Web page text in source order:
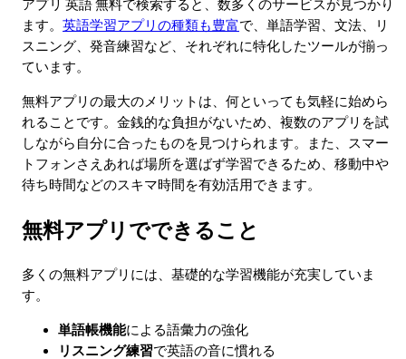
アプリ 英語 無料で検索すると、数多くのサービスが見つかり
ます。 英語学習アプリの種類も豊富で、単語学習、文法、リ
スニング、発音練習など、それぞれに特化したツールが揃っ
ています。
無料アプリの最大のメリットは、何といっても気軽に始めら
れることです。金銭的な負担がないため、複数のアプリを試
しながら自分に合ったものを見つけられます。また、スマー
トフォンさえあれば場所を選ばず学習できるため、移動中や
待ち時間などのスキマ時間を有効活用できます。
無料アプリでできること
多くの無料アプリには、基礎的な学習機能が充実していま
す。
単語帳機能による語彙力の強化
リスニング練習で英語の音に慣れる